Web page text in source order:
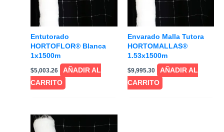
Entutorado
HORTOFLOR® Blanca
1x1500m
$5,003.26
AÑADIR AL
CARRITO
Envarado Malla Tutora
HORTOMALLAS®
1.53x1500m
$9,995.30
AÑADIR AL
CARRITO